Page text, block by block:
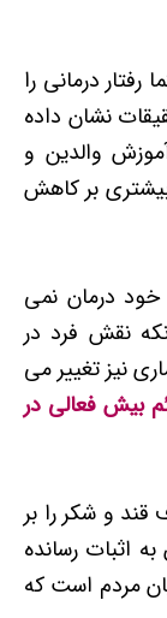
رفتار درمانی را
نشان داده
والدین و
بر کاهش
درمان نمی
نقش فرد در
نیز تغییر می
بیش فعالی در
قند و شکر را بر
اثبات رسانده
مردم است که